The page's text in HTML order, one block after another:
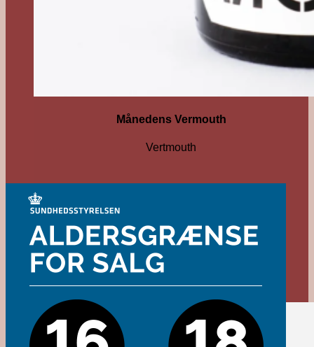
Månedens Vermouth
Vertmouth